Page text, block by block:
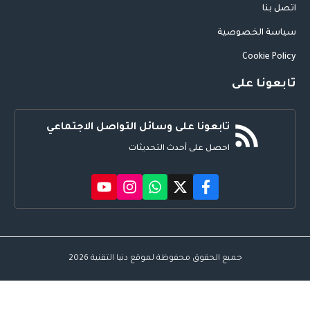
اتصل بنا
سياسة الخصوصية
Cookie Policy
تابعونا على
تابعونا على وسائل التواصل الاجتماعي
احصل على أحدث التحديثات
جميع الحقوق محفوظة لموقع دنيا التقنية 2026